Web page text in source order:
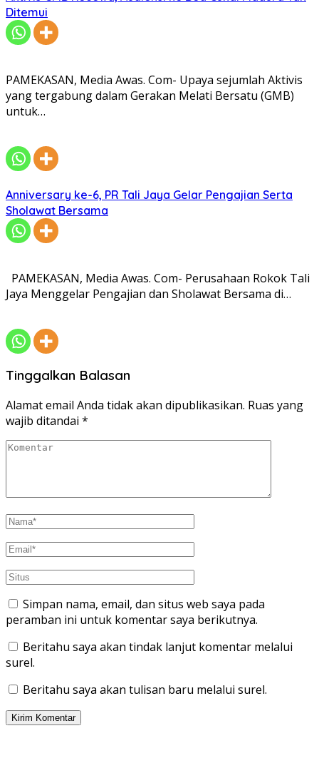
Ditemui
PAMEKASAN, Media Awas. Com- Upaya sejumlah Aktivis
yang tergabung dalam Gerakan Melati Bersatu (GMB)
untuk…
Anniversary ke-6, PR Tali Jaya Gelar Pengajian Serta
Sholawat Bersama
PAMEKASAN, Media Awas. Com- Perusahaan Rokok Tali
Jaya Menggelar Pengajian dan Sholawat Bersama di…
Tinggalkan Balasan
Alamat email Anda tidak akan dipublikasikan. Ruas yang
wajib ditandai *
Simpan nama, email, dan situs web saya pada
peramban ini untuk komentar saya berikutnya.
Beritahu saya akan tindak lanjut komentar melalui
surel.
Beritahu saya akan tulisan baru melalui surel.